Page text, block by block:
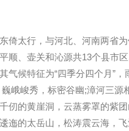
倚太行，与河北、河南两省
顺、壶关和沁源共13个县市
气候特征为“四季分四个月”
峨峻秀，标密谷幽;漳河三
仞的黄崖洞，云蒸雾罩的紫
迤的太岳山，松涛震云海，